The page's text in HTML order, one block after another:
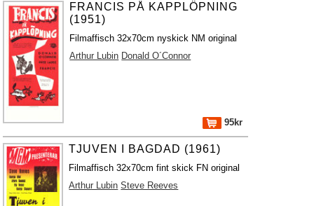
FRANCIS PÅ KAPPLÖPNING
(1951)
Filmaffisch 32x70cm nyskick NM original
Arthur Lubin Donald O´Connor
95kr
TJUVEN I BAGDAD (1961)
Filmaffisch 32x70cm fint skick FN original
Arthur Lubin Steve Reeves